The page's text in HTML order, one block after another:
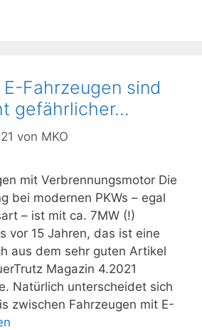
Fahrzeugen sind
gefährlicher…
von MKO
mit Verbrennungsmotor Die
bei modernen PKWs – egal
– ist mit ca. 7MW (!)
vor 15 Jahren, das ist eine
aus dem sehr guten Artikel
Magazin 4.2021
Natürlich unterscheidet sich
zwischen Fahrzeugen mit E-